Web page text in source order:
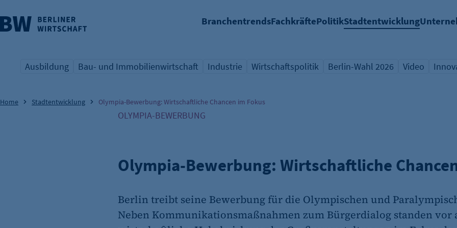
BranchentrendsFachkräftePolitikStadtentwicklung
überspringen
Übersicht Schlagwort
Ausbildung
Übersicht Schlagwort
Bau- und Immobilienwirtschaft
Übersicht Schlagwort
Industrie
Übersicht Schlagwort
Wirtschaftspolitik
Übersicht Schlagwort
Berlin-Wahl 2026
Übersicht
Video
Home Stadtentwicklung Olympia-Bewerbung: Wirtschaftliche Chancen im Fokus
OLYMPIA-BEWERBUNG
Olympia-Bewerbung: Wirtschaftliche
Berlin treibt seine Bewerbung für die Olympischen und
Neben Kommunikationsmaßnahmen zum Bürgerdialog standen vor